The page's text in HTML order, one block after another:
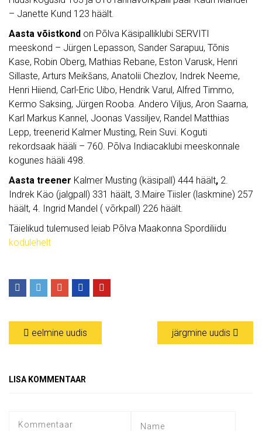
– Janette Kund 123 häält.
Aasta võistkond on Põlva Käsipalliklubi SERVITI
meeskond – Jürgen Lepasson, Sander Sarapuu, Tõnis
Kase, Robin Oberg, Mathias Rebane, Eston Varusk, Henri
Sillaste, Arturs Meikšans, Anatolii Chezlov, Indrek Neeme,
Henri Hiiend, Carl-Eric Uibo, Hendrik Varul, Alfred Timmo,
Kermo Saksing, Jürgen Rooba. Andero Viljus, Aron Saarna,
Karl Markus Kannel, Joonas Vassiljev, Randel Matthias
Lepp, treenerid Kalmer Musting, Rein Suvi. Koguti
rekordsaak hääli – 760. Põlva Indiacaklubi meeskonnale
kogunes hääli 498.
Aasta treener Kalmer Musting (käsipall) 444 häält, 2.
Indrek Käo (jalgpall) 331 häält, 3.Maire Tiisler (laskmine) 257
häält, 4. Ingrid Mandel ( võrkpall) 226 häält.
Täielikud tulemused leiab Põlva Maakonna Spordiliidu
kodulehelt
eelmine uudis järgmine uudis
LISA KOMMENTAAR